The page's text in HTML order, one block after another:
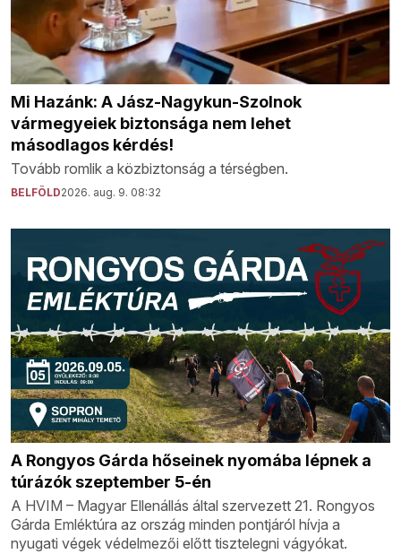
Mi Hazánk: A Jász-Nagykun-Szolnok
vármegyeiek biztonsága nem lehet
másodlagos kérdés!
Tovább romlik a közbiztonság a térségben.
BELFÖLD2026. aug. 9. 08:32
A Rongyos Gárda hőseinek nyomába lépnek a
túrázók szeptember 5-én
A HVIM – Magyar Ellenállás által szervezett 21. Rongyos
Gárda Emléktúra az ország minden pontjáról hívja a
nyugati végek védelmezői előtt tisztelegni vágyókat.